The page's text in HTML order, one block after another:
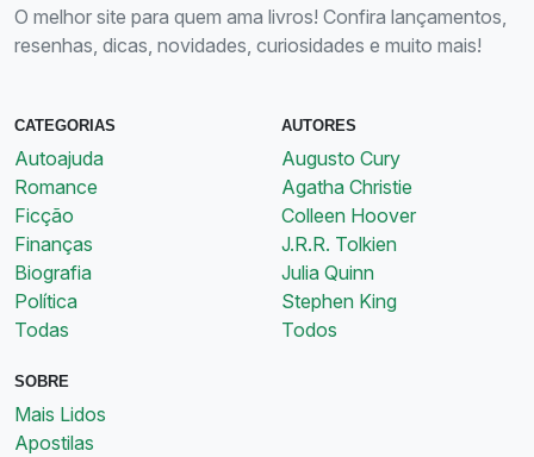
O melhor site para quem ama livros! Confira lançamentos,
resenhas, dicas, novidades, curiosidades e muito mais!
CATEGORIAS
Autoajuda
Romance
Ficção
Finanças
Biografia
Política
Todas
AUTORES
Augusto Cury
Agatha Christie
Colleen Hoover
J.R.R. Tolkien
Julia Quinn
Stephen King
Todos
SOBRE
Mais Lidos
Apostilas